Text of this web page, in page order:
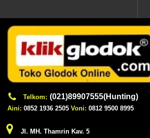
Telkom: (021)89907555(Hunting)
Aini: 0852 1936 2505 Voni: 0812 9500 8995
Jl. MH. Thamrin Kav. 5